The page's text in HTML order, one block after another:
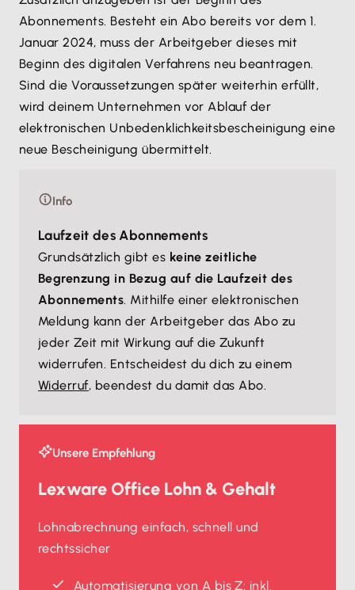
Abonnements. Besteht ein Abo bereits vor dem 1.
Januar 2024, muss der Arbeitgeber dieses mit
Beginn des digitalen Verfahrens neu beantragen.
Sind die Voraussetzungen später weiterhin erfüllt,
wird deinem Unternehmen vor Ablauf der
elektronischen Unbedenklichkeitsbescheinigung eine
neue Bescheinigung übermittelt.
Info
Laufzeit des Abonnements
Grundsätzlich gibt es keine zeitliche
Begrenzung in Bezug auf die Laufzeit des
Abonnements. Mithilfe einer elektronischen
Meldung kann der Arbeitgeber das Abo zu
jeder Zeit mit Wirkung auf die Zukunft
widerrufen. Entscheidest du dich zu einem
Widerruf, beendest du damit das Abo.
Unsere Empfehlung
Lexware Office Lohn & Gehalt
Lohnabrechnung einfach, schnell und
rechtssicher
Automatisierung von A bis Z: inkl.